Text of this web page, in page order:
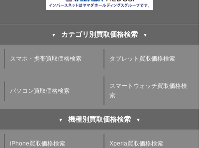
カテゴリ別買取価格検索
スマホ・携帯買取価格検索 タブレット買取価格検索
パソコン買取価格検索
スマートウォッチ買取価格検
索
機種別買取価格検索
iPhone買取価格検索 Xperia買取価格検索